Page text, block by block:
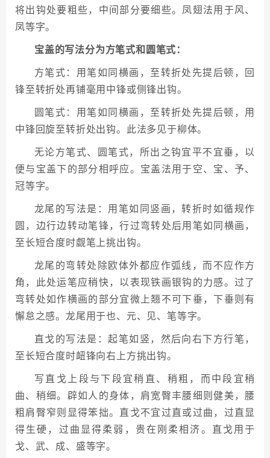
将出钩处要粗些，中间部分要细些。凤翅法用于风、
凤等字。
宝盖的写法分为方笔式和圆笔式：
方笔式：用笔如同横画，至转折处先提后顿，回
锋至转折处再铺毫用中锋或侧锋出钩。
圆笔式：用笔如同横画，至转折处先提后顿，用
中锋回旋至转折处出钩。此法多见于柳体。
无论方笔式、圆笔式，所出之钩宜平不宜垂，以
便与宝盖下的部分相呼应。宝盖法用于空、宝、予、
冠等字。
龙尾的写法是：用笔如同竖画，转折时如循规作
圆，边行边转动笔锋，行过弯转处后用笔如同横画，
至长短合度时觑笔上挑出钩。
龙尾的弯转处除欧体外都应作弧线，而不应作方
角，此处运笔应稍快，以表现铁画银钩的力感。过了
弯转处如作横画的部分宜微上翘不可下垂，下垂则有
懈怠之感。龙尾用于也、元、见、笔等字。
直戈的写法是：起笔如竖，然后向右下方行笔，
至长短合度时衄锋向右上方挑出钩。
写直戈上段与下段宜稍直、稍粗，而中段宜稍
曲、稍细。辟如人的身体，肩宽臀丰腰细则健美，腰
粗肩臀窄则显得笨拙。直戈不宜过直或过曲，过直显
得生硬，过曲显得柔弱，贵在刚柔相济。直戈用于
戈、武、成、盛等字。